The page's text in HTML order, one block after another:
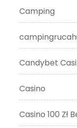
Camping
Candybet
Casino
Casino 100 Zł